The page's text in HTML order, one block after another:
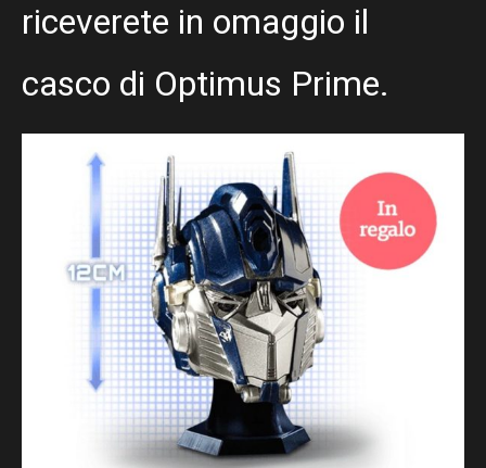
riceverete in omaggio il
casco di Optimus Prime.